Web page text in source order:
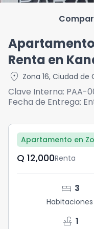
Renta en
location_on Zona 16, Ciudad de
Clave Interna: PAA-
Fecha de Entrega:
Apartamento en
Q	12,000Renta
bed 3
Habitaciones
faucet 1